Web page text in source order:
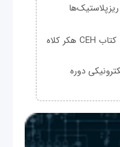
ماهنامه شبکه منتشر کرد: کتاب CEH هکر کلاه
دوره